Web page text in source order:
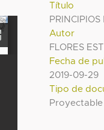
Título
Autor
FLORES
Fecha de
2019-09-29
Tipo de
Proyectable